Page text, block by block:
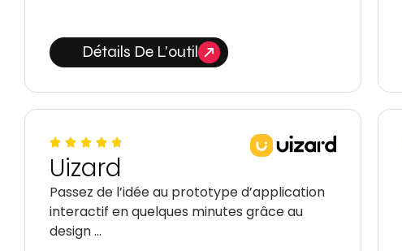
Détails De L'outil
Uizard
Passez de l’idée au prototype d’application
interactif en quelques minutes grâce au
design …